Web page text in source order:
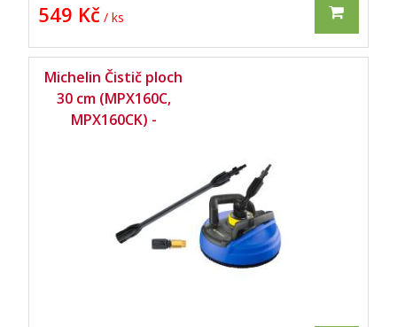
549 Kč / ks
Michelin Čistič ploch
30 cm (MPX160C,
MPX160CK) -